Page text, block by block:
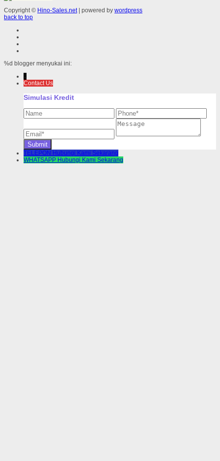
Copyright © Hino-Sales.net| powered by wordpress
back to top
%d blogger menyukai ini:
↓
Contact Us
Simulasi Kredit
TELEPON Hubungi Kami Sekarang
WHATSAPP Hubungi Kami Sekarang